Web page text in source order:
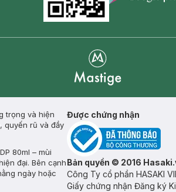
trọng và hiện
quyến rũ và đầy
80ml – mùi
đại. Bên cạnh
ngày hoặc
Được chứng nhận
Bản quyền © 2016
Công Ty cổ phần HASAKI
Giấy chứng nhận Đăng ký